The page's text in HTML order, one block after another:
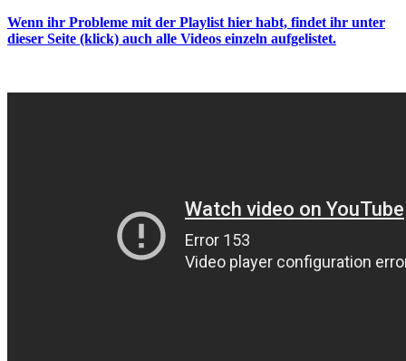
Wenn ihr Probleme mit der Playlist hier habt, findet ihr unter
dieser Seite (klick) auch alle Videos einzeln aufgelistet.